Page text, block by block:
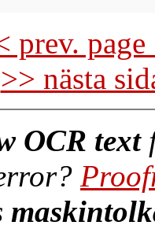
prev.
>> nästa
OCR text